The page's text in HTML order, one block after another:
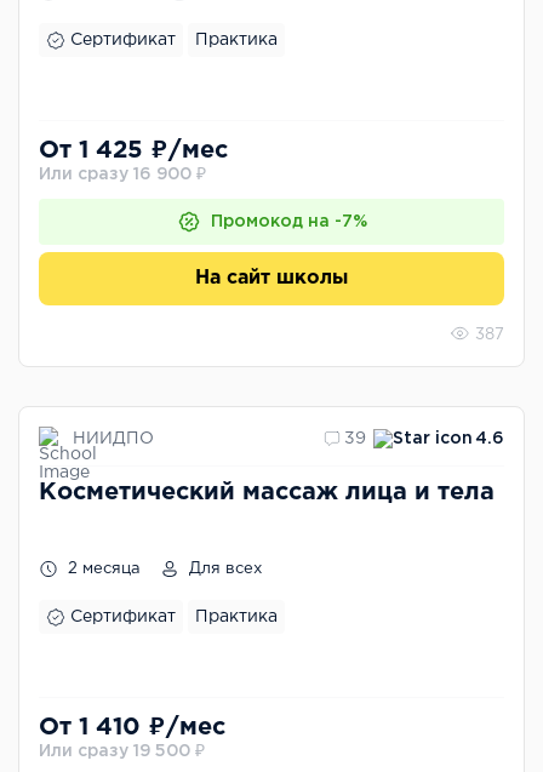
Сертификат Практика
От 1 425 ₽/мес
Или сразу 16 900 ₽
Промокод на -7%
На сайт школы
387
НИИДПО 39 4.6
Косметический массаж лица и тела
2 месяца Для всех
Сертификат Практика
От 1 410 ₽/мес
Или сразу 19 500 ₽